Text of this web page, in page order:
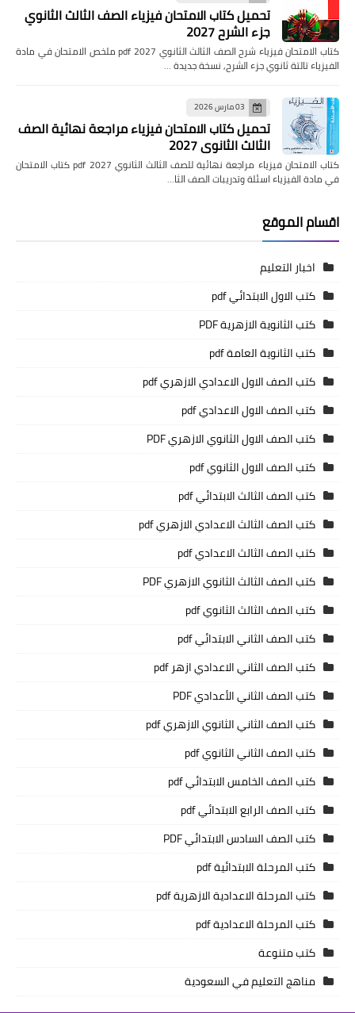
تحميل كتاب الامتحان فيزياء الصف الثالث الثانوي
جزء الشرح 2027
كتاب الامتحان فيزياء شرح الصف الثالث الثانوي pdf 2027 ملخص الامتحان في مادة
الفيزياء تالتة ثانوي جزء الشرح, نسخة جديدة …
03 مارس 2026
تحميل كتاب الامتحان فيزياء مراجعة نهائية الصف
الثالث الثانوي 2027
كتاب الامتحان فيزياء مراجعة نهائية للصف الثالث الثانوي pdf 2027 كتاب الامتحان
في مادة الفيزياء اسئلة وتدريبات الصف الثا…
اقسام الموقع
اخبار التعليم
كتب الاول الابتدائي pdf
كتب الثانوية الازهرية PDF
كتب الثانوية العامة pdf
كتب الصف الاول الاعدادي الازهري pdf
كتب الصف الاول الاعدادي pdf
كتب الصف الاول الثانوي الازهري PDF
كتب الصف الاول الثانوي pdf
كتب الصف الثالث الابتدائي pdf
كتب الصف الثالث الاعدادي الازهري pdf
كتب الصف الثالث الاعدادي pdf
كتب الصف الثالث الثانوي الازهري PDF
كتب الصف الثالث الثانوي pdf
كتب الصف الثاني الابتدائي pdf
كتب الصف الثاني الاعدادي ازهر pdf
كتب الصف الثاني الأعدادي PDF
كتب الصف الثاني الثانوي الازهري pdf
كتب الصف الثاني الثانوي pdf
كتب الصف الخامس الابتدائي pdf
كتب الصف الرابع الابتدائي pdf
كتب الصف السادس الابتدائي PDF
كتب المرحلة الابتدائية pdf
كتب المرحلة الاعدادية الازهرية pdf
كتب المرحلة الاعدادية pdf
كتب متنوعة
مناهج التعليم في السعودية